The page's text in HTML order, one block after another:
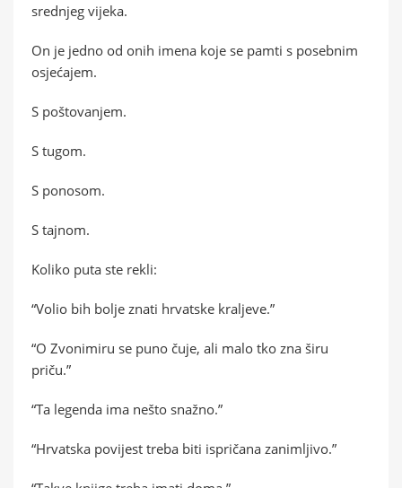
srednjeg vijeka.
On je jedno od onih imena koje se pamti s posebnim
osjećajem.
S poštovanjem.
S tugom.
S ponosom.
S tajnom.
Koliko puta ste rekli:
“Volio bih bolje znati hrvatske kraljeve.”
“O Zvonimiru se puno čuje, ali malo tko zna širu
priču.”
“Ta legenda ima nešto snažno.”
“Hrvatska povijest treba biti ispričana zanimljivo.”